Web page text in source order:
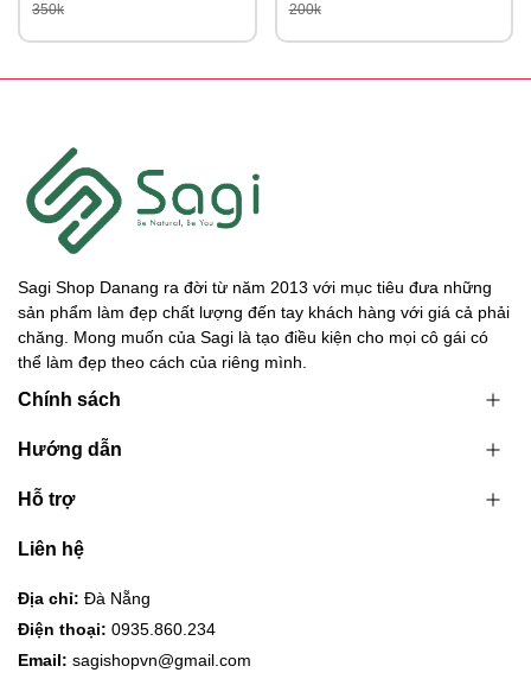
350k 200k
Sagi Shop Danang ra đời từ năm 2013 với mục tiêu đưa những
sản phẩm làm đẹp chất lượng đến tay khách hàng với giá cả phải
chăng. Mong muốn của Sagi là tạo điều kiện cho mọi cô gái có
thể làm đẹp theo cách của riêng mình.
Chính sách
Hướng dẫn
Hỗ trợ
Liên hệ
Địa chỉ: Đà Nẵng
Điện thoại: 0935.860.234
Email: sagishopvn@gmail.com